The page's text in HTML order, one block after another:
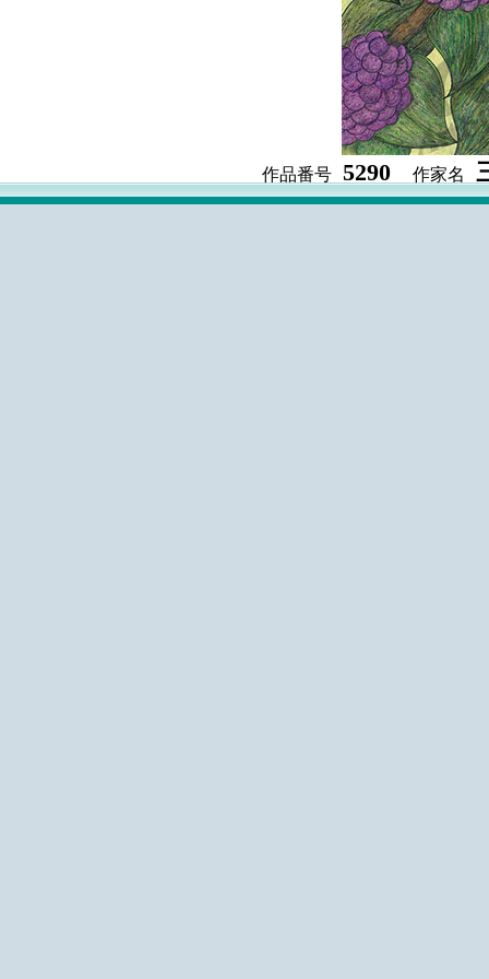
作品番号 5290 作家名